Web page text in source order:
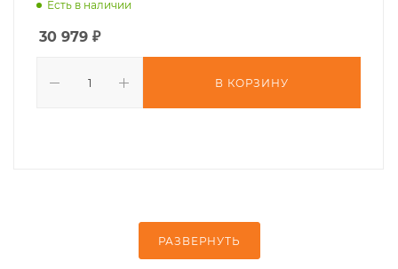
Есть в наличии
30 979 ₽
В КОРЗИНУ
РАЗВЕРНУТЬ